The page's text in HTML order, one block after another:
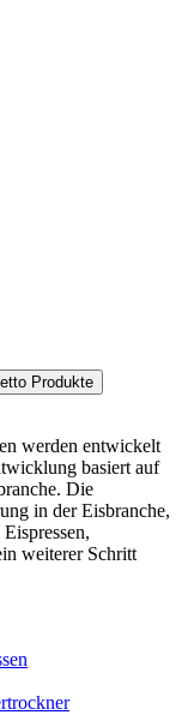
Produkte
werden entwickelt
basiert auf
Die
in der Eisbranche,
weiterer Schritt